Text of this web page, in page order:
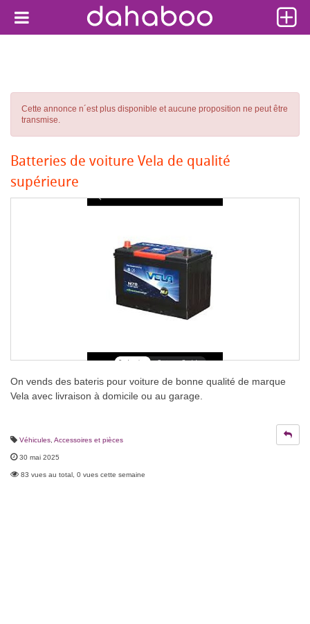
Cette annonce n´est plus disponible et aucune proposition ne peut être
transmise.
Batteries de voiture Vela de qualité
supérieure
On vends des bateris pour voiture de bonne qualité de marque
Vela avec livraison à domicile ou au garage.
Véhicules Accessoires et pièces
30 mai 2025
83 vues au total, 0 vues cette semaine